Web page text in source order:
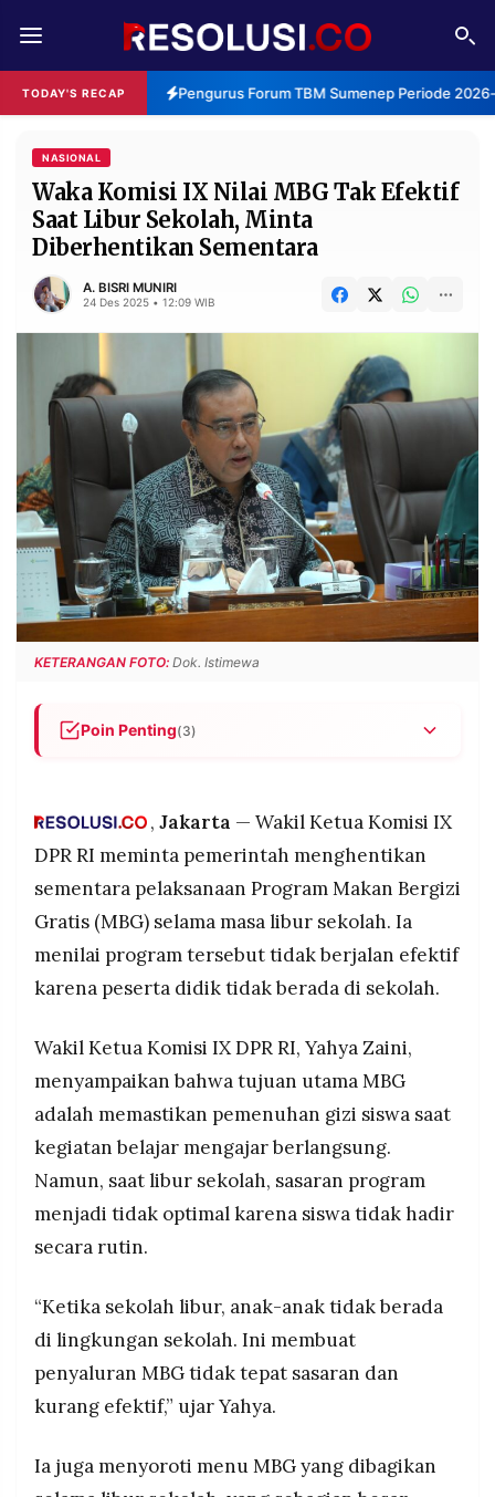
TODAY'S RECAP Pengurus Forum TBM Sumenep Periode
REDAKSI TENTANG
RESOLUSI IKLAN
RUBRIKASI
EDITORIAL AKSARA
FINANSIA PERSONA
DAERAH NASIONAL
MANCA SPORT
INFORMASI
PRIVACY
POLICY
BERITA
WARGA
INFORMASI
IKLAN
KIRIM
TULISAN
PENGADUAN TERM
SERVICE
IKUTI
KAMI
©
RESOLUSI
Resolusi.co
2026
RESOLUSI
PRAMUDITA
NASIONAL
Waka Komisi IX Nilai MBG Tak Efektif
Saat Libur Sekolah, Minta
Diberhentikan Sementara
A. BISRI MUNIRI
24 Des 2025 • 12:09 WIB
KETERANGAN FOTO: Dok. Istimewa
Poin Penting(3)
meminta pelaksanaannya dihentikan sementara.
Distribusi MBG selama libur dinilai membebani
pemborosan anggaran.
DPR tetap mendukung kelanjutan MBG bagi ibu
hamil, ibu menyusui, dan balita, sementara BGN
melakukan evaluasi penyaluran.
, Jakarta — Wakil Ketua Komisi IX
DPR RI meminta pemerintah menghentikan
sementara pelaksanaan Program Makan Bergizi
Gratis (MBG) selama masa libur sekolah. Ia
menilai program tersebut tidak berjalan efektif
karena peserta didik tidak berada di sekolah.
Wakil Ketua Komisi IX DPR RI, Yahya Zaini,
menyampaikan bahwa tujuan utama MBG
adalah memastikan pemenuhan gizi siswa saat
kegiatan belajar mengajar berlangsung.
Namun, saat libur sekolah, sasaran program
menjadi tidak optimal karena siswa tidak hadir
secara rutin.
“Ketika sekolah libur, anak-anak tidak berada
di lingkungan sekolah. Ini membuat
penyaluran MBG tidak tepat sasaran dan
kurang efektif,” ujar Yahya.
Ia juga menyoroti menu MBG yang dibagikan